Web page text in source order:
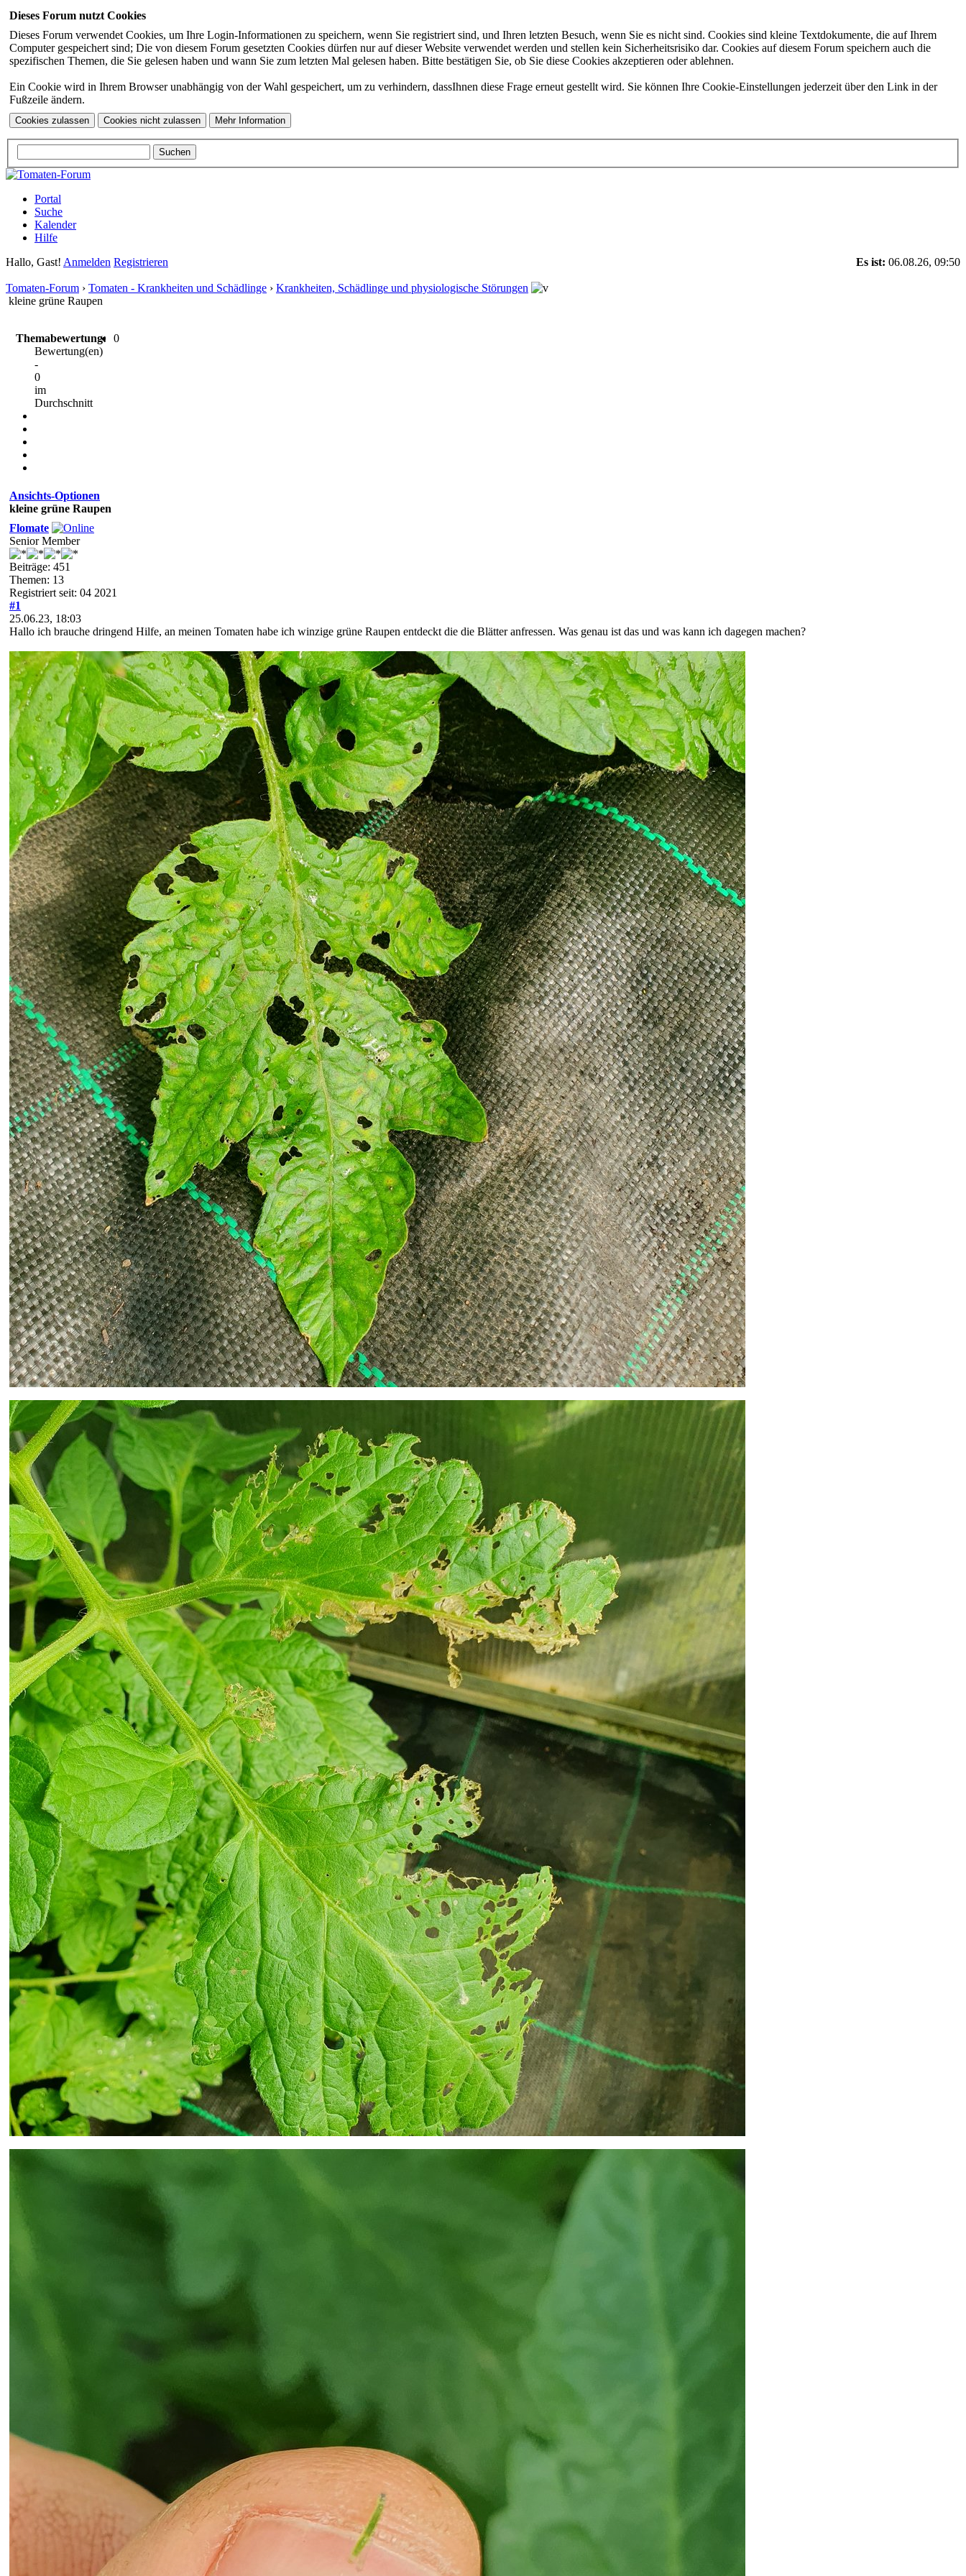
Dieses Forum nutzt Cookies
Dieses Forum verwendet Cookies, um Ihre Login-Informationen zu speichern, wenn Sie registriert sind, und Ihren letzten Besuch, wenn Sie es nicht sind. Cookies sind kleine Textdokumente, die auf Ihrem
Computer gespeichert sind; Die von diesem Forum gesetzten Cookies dürfen nur auf dieser Website verwendet werden und stellen kein Sicherheitsrisiko dar. Cookies auf diesem Forum speichern auch die
spezifischen Themen, die Sie gelesen haben und wann Sie zum letzten Mal gelesen haben. Bitte bestätigen Sie, ob Sie diese Cookies akzeptieren oder ablehnen.
Ein Cookie wird in Ihrem Browser unabhängig von der Wahl gespeichert, um zu verhindern, dassIhnen diese Frage erneut gestellt wird. Sie können Ihre Cookie-Einstellungen jederzeit über den Link in der
Fußzeile ändern.
Portal
Suche
Kalender
Hilfe
Es ist: 06.08.26, 09:50
Hallo, Gast! Anmelden Registrieren
Tomaten-Forum › Tomaten - Krankheiten und Schädlinge › Krankheiten, Schädlinge und physiologische Störungen
kleine grüne Raupen
Themabewertung:
0
Bewertung(en)
-
0
im
Durchschnitt
Ansichts-Optionen
kleine grüne Raupen
Flomate
Senior Member
Beiträge: 451
Themen: 13
Registriert seit: 04 2021
#1
25.06.23, 18:03
Hallo ich brauche dringend Hilfe, an meinen Tomaten habe ich winzige grüne Raupen entdeckt die die Blätter anfressen. Was genau ist das und was kann ich dagegen machen?